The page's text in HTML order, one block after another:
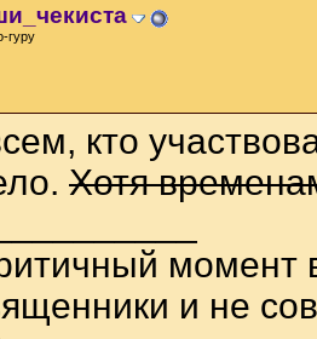
гуру
кто
Хотя
момент
и не